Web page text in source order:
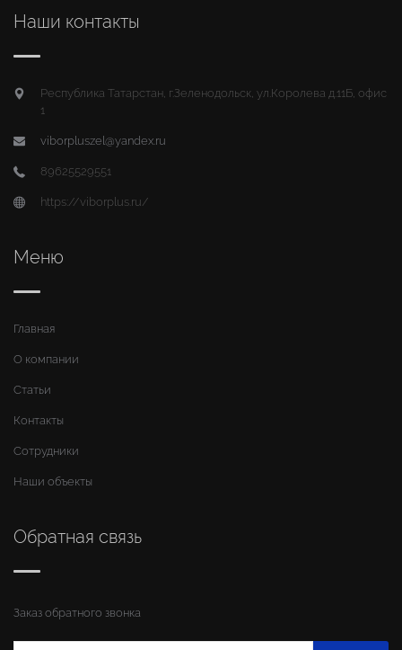
Наши контакты
Республика Татарстан, г.Зеленодольск, ул.Королева д.11Б, офис
1
viborpluszel@yandex.ru
89625529551
https://viborplus.ru/
Меню
Главная
О компании
Статьи
Контакты
Сотрудники
Наши объекты
Обратная связь
Заказ обратного звонка